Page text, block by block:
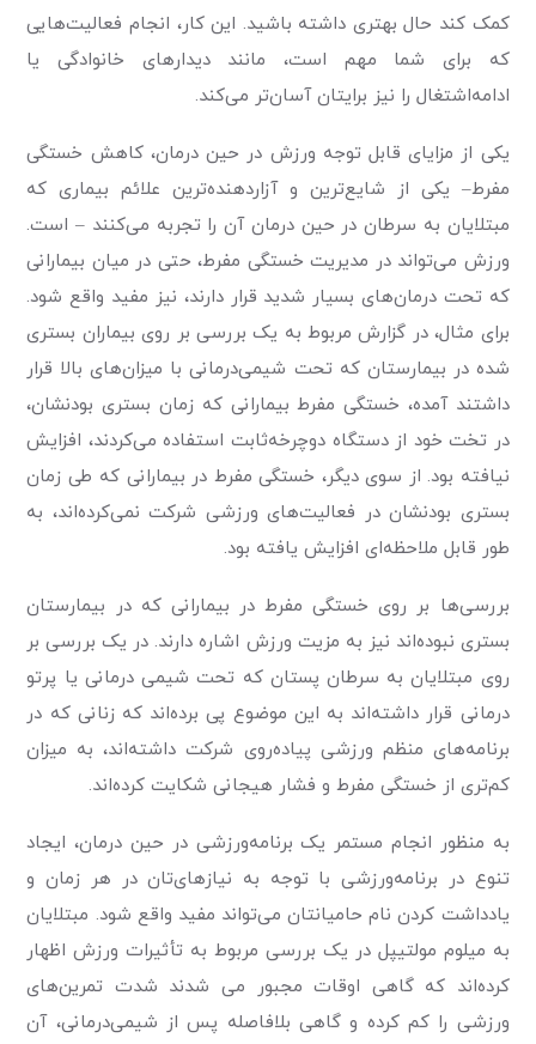
کمک کند حال بهتری داشته باشید. این کار، انجام فعالیت‌هایی
که برای شما مهم است، مانند دیدارهای خانوادگی یا
ادامه‌اشتغال را نیز برایتان آسان‌تر می‌کند.
یکی از مزایای قابل توجه ورزش در حین درمان، کاهش خستگی
مفرط– یکی از شایع‌ترین و آزاردهنده‌ترین علائم بیماری که
مبتلایان به سرطان در حین درمان آن را تجربه می‌کنند – است.
ورزش می‌تواند در مدیریت خستگی مفرط، حتی در میان بیمارانی
که تحت درمان‌های بسیار شدید قرار دارند، نیز مفید واقع شود.
برای مثال، در گزارش مربوط به یک بررسی بر روی بیماران بستری
شده در بیمارستان که تحت شیمی‌درمانی با میزان‌های بالا قرار
داشتند آمده، خستگی مفرط بیمارانی که زمان بستری بودنشان،
در تخت خود از دستگاه دوچرخه‌ثابت استفاده می‌کردند، افزایش
نیافته بود. از سوی دیگر، خستگی مفرط در بیمارانی که طی زمان
بستری بودنشان در فعالیت‌های ورزشی شرکت نمی‌کرده‌اند، به
طور قابل ملاحظه‌ای افزایش یافته بود.
بررسی‌ها بر روی خستگی مفرط در بیمارانی که در بیمارستان
بستری نبوده‌اند نیز به مزیت ورزش اشاره دارند. در یک بررسی بر
روی مبتلایان به سرطان پستان که تحت شیمی درمانی یا پرتو
درمانی قرار داشته‌اند به این موضوع پی برده‌اند که زنانی که در
برنامه‌های منظم ورزشی پیاده‌روی شرکت داشته‌اند، به میزان
کم‌تری از خستگی مفرط و فشار هیجانی شکایت کرده‌اند.
به منظور انجام مستمر یک برنامه‌ورزشی در حین درمان، ایجاد
تنوع در برنامه‌ورزشی با توجه به نیازهای‌تان در هر زمان و
یادداشت کردن نام حامیانتان می‌تواند مفید واقع شود. مبتلایان
به میلوم مولتیپل در یک بررسی مربوط به تأثیرات ورزش اظهار
کرده‌اند که گاهی اوقات مجبور می شدند شدت تمرین‌های
ورزشی را کم کرده و گاهی بلافاصله پس از شیمی‌درمانی، آن